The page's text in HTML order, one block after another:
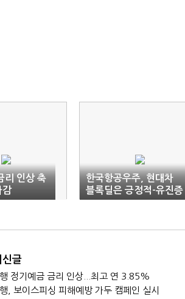
리 인상 축
감
한국항공우주, 현대차
블록딜은 긍정적-유진증
권
신글
정기예금 금리 인상...최고 연 3.85%
, 보이스피싱 피해예방 가두 캠페인 실시